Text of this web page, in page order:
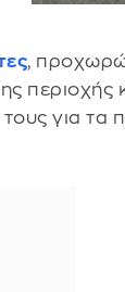
,
περιοχής
για τα